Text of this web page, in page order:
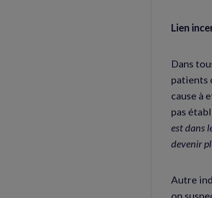
Lien
Dans
patients
cause à
pas
est dans
devenir
Autre
on